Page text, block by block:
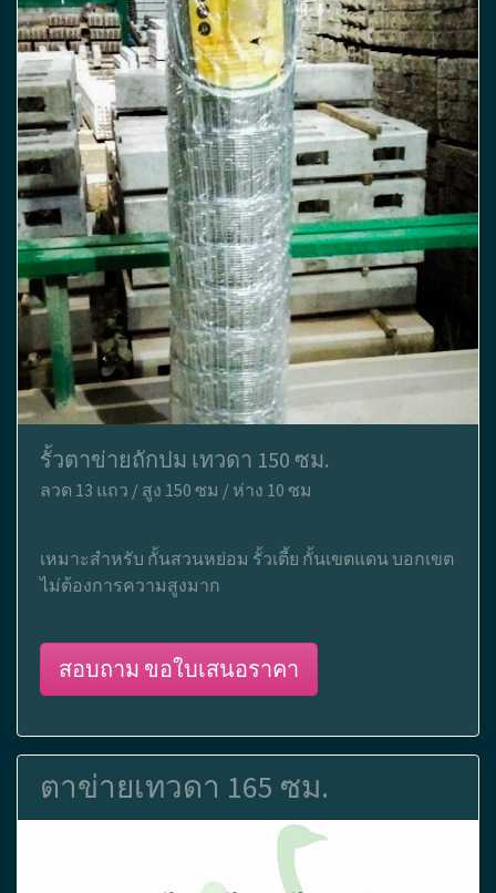
รั้วตาข่ายถักปม เทวดา 150 ซม.
ลวด 13 แถว / สูง 150 ซม / ห่าง 10 ซม
เหมาะสำหรับ กั้นสวนหย่อม รั้วเตี้ย กั้นเขตแดน บอกเขต
ไม่ต้องการความสูงมาก
สอบถาม ขอใบเสนอราคา
ตาข่ายเทวดา 165 ซม.